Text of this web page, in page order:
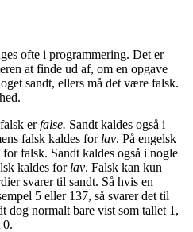
ofte i programmering. Det er
at finde ud af, om en opgave
sandt, ellers må det være falsk.
erfalse. Sandt kaldes også i
falsk kaldes for lav. På engelsk
for falsk. Sandt kaldes også i nogle
kaldes for lav. Falsk kan kun
svarer til sandt. Så hvis en
5 eller 137, så svarer det til
dog normalt bare vist som tallet 1,
0.